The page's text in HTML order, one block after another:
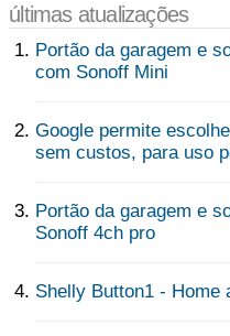
últimas atualizações
Portão da garagem e
com Sonoff Mini
Google permite
sem custos, para uso
Portão da garagem e
Sonoff 4ch pro
Shelly Button1 - Home